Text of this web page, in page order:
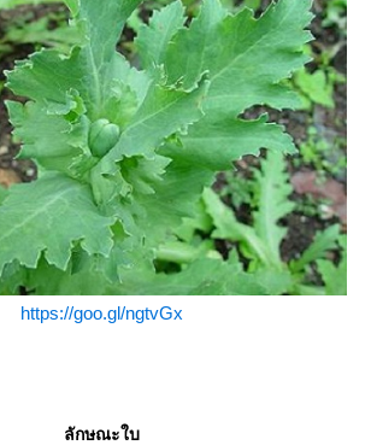
https://goo.gl/ngtvGx
ลักษณะใบ